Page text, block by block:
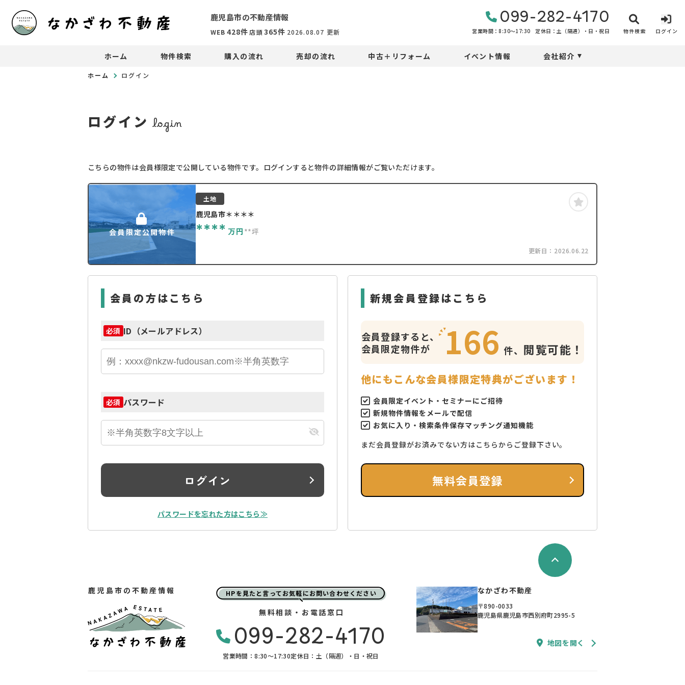
鹿児島市の不動産情報
WEB 428件 店頭365件 2026.08.07 更新 099-282-4170
営業時間：8:30〜17:30 定休日：土（隔週）・日・祝日 物件検索 ログイン
ホーム 物件検索 購入の流れ 売却の流れ 中古＋リフォーム イベント情報 会社紹介
ホーム ログイン
ログイン login
こちらの物件は会員様限定で公開している物件です。ログインすると物件の詳細情報がご覧いただけます。
会員限定公開物件
土地
鹿児島市＊＊＊＊
**** 万円 **坪
更新日： 2026.06.22
会員の方はこちら
必須 ID（メールアドレス）
必須 パスワード
ログイン
パスワードを忘れた方はこちら≫
新規会員登録はこちら
会員登録すると、
会員限定物件が
166 件、 閲覧可能！
他にもこんな会員様限定特典がございます！
会員限定イベント・セミナーにご招待
新規物件情報をメールで配信
お気に入り・検索条件保存マッチング通知機能
まだ会員登録がお済みでない方はこちらからご登録下さい。
無料会員登録
鹿児島市の不動産情報 HPを見たと言ってお気軽にお問い合わせください
無料相談・お電話窓口
099-282-4170
営業時間：8:30〜17:30定休日：土（隔週）・日・祝日
なかざわ不動産
〒890-0033
鹿児島県鹿児島市西別府町2995-5
地図を開く